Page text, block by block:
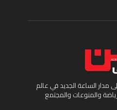
الساعة الجديد في عالم
والمنوعات والمجتمع